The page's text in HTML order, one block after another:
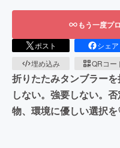
もう一度プ
ポスト シェア
埋め込み
QRコー
折りたたみタンブラー
しない。強要しない。
物、環境に優しい選択